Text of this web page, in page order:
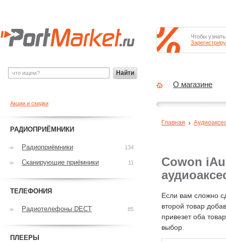
Cowon
Если вам сложно
второй товар
привезет оба
выбор.
Главная
Акции и скидки
РАДИОПРИЁМНИКИ
Радиоприёмники 134
Сканирующие приёмники 11
ТЕЛЕФОНИЯ
Радиотелефоны DECT 85
ПЛЕЕРЫ
Найти
Чтобы
О магазине